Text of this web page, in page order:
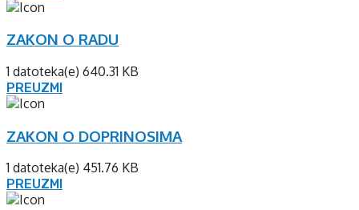
ZAKON O RADU
1 datoteka(e) 640.31 KB
PREUZMI
ZAKON O DOPRINOSIMA
1 datoteka(e) 451.76 KB
PREUZMI